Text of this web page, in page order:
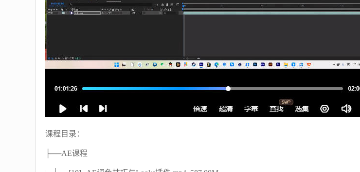
课程目录：
├──AE课程